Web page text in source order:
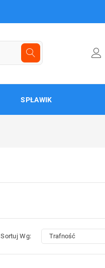
SPŁAWIK
Sortuj Wg: Trafność